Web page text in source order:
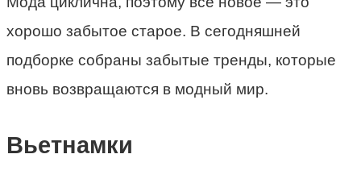
хорошо забытое старое. В сегодняшней
подборке собраны забытые тренды, которые
вновь возвращаются в модный мир.
Вьетнамки